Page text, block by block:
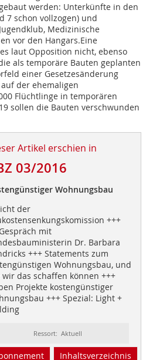
werden: Unterkünfte in den
7 schon vollzogen) und
Medizinische
vor den Hangars.Eine
laut Opposition nicht, ebenso
als temporäre Bauten geplanten
einer Gesetzesänderung
der ehemaligen
Flüchtlinge in temporären
sollen die Bauten verschwunden
Artikel erschien in
03/2016
Wohnungsbau
der
+++
mit
Dr. Barbara
+++ Statements zum
Wohnungsbau, und
wir das schaffen können +++
Projekte kostengünstiger
+++ Spezial: Light +
Ressort: Aktuell
Inhaltsverzeichnis